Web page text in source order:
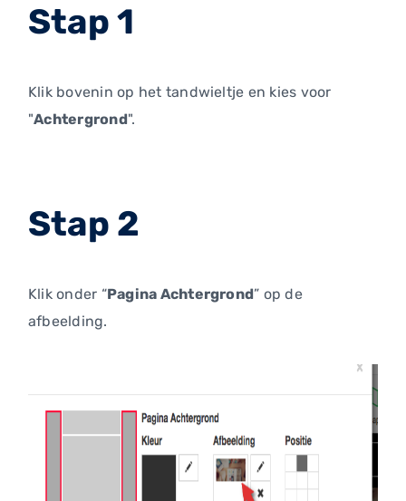
Stap 1
Klik bovenin op het tandwieltje en kies voor
"Achtergrond".
Stap 2
Klik onder “Pagina Achtergrond” op de
afbeelding.